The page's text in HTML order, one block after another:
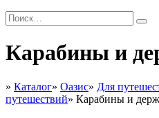
Карабины и
» Каталог» Оазис» Для
путешествий» Карабины и